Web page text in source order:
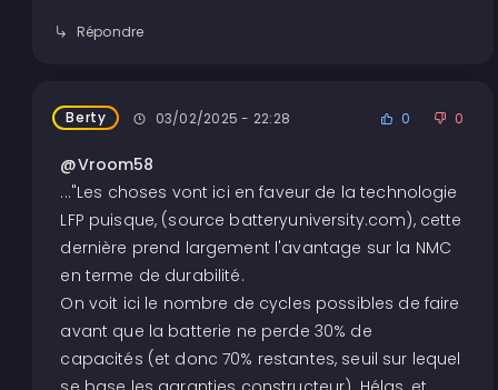
Répondre
Berty 03/02/2025 - 22:28 0 0
@Vroom58
..."Les choses vont ici en faveur de la technologie
LFP puisque, (source batteryuniversity.com), cette
dernière prend largement l'avantage sur la NMC
en terme de durabilité.
On voit ici le nombre de cycles possibles de faire
avant que la batterie ne perde 30% de
capacités (et donc 70% restantes, seuil sur lequel